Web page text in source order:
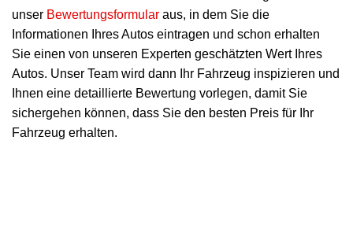
unser Bewertungsformular aus, in dem Sie die
Informationen Ihres Autos eintragen und schon erhalten
Sie einen von unseren Experten geschätzten Wert Ihres
Autos. Unser Team wird dann Ihr Fahrzeug inspizieren und
Ihnen eine detaillierte Bewertung vorlegen, damit Sie
sichergehen können, dass Sie den besten Preis für Ihr
Fahrzeug erhalten.